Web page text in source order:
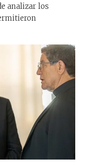
analizar los